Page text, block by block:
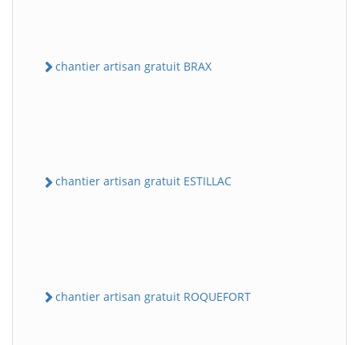
chantier artisan gratuit BRAX
chantier artisan gratuit ESTILLAC
chantier artisan gratuit ROQUEFORT